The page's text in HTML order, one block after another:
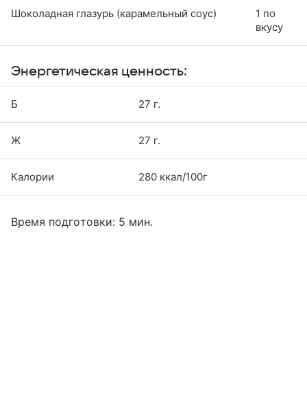
Шоколадная глазурь (карамельный соус)
1 по
вкусу
Энергетическая ценность:
Б 27 г.
Ж 27 г.
Калории 280 ккал/100г
Время подготовки: 5 мин.